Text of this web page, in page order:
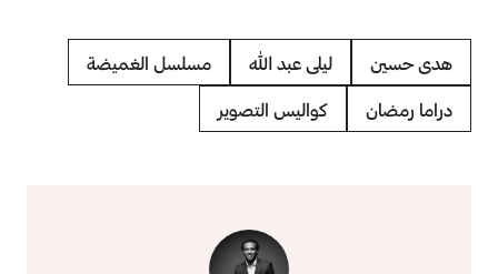
هدى حسين ليلى عبد الله مسلسل الغميضة
دراما رمضان كواليس التصوير